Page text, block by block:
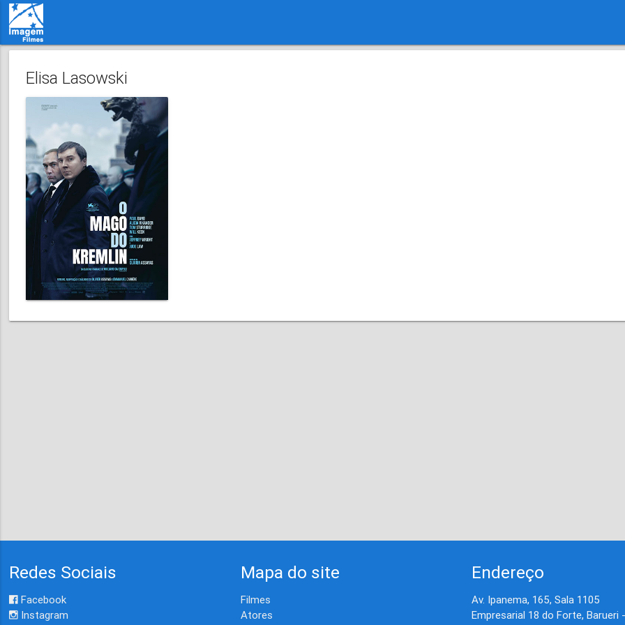
Elisa Lasowski
Redes Sociais
Facebook
Instagram
Mapa do site
Filmes
Atores
Endereço
Av. Ipanema, 165, Sala 1105
Empresarial 18 do Forte, Barueri